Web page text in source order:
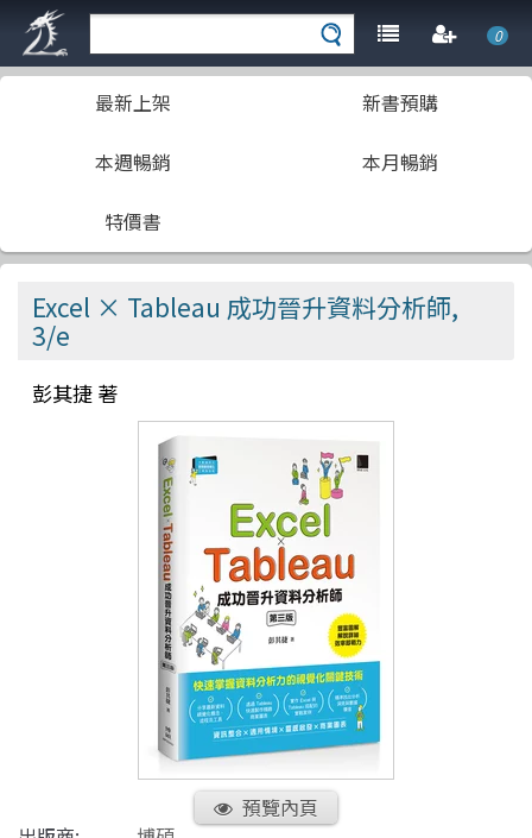
0
最新上架 新書預購
本週暢銷 本月暢銷
特價書
Excel × Tableau 成功晉升資料分析師,
3/e
彭其捷 著
預覽內頁